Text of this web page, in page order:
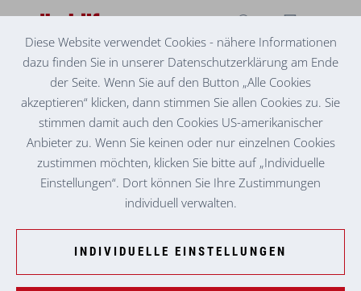
SENIORENZENTRUM
GRAZ-EGGENBERG
Diese Website verwendet Cookies - nähere Informationen
dazu finden Sie in unserer Datenschutzerklärung am Ende
der Seite. Wenn Sie auf den Button „Alle Cookies
akzeptieren“ klicken, dann stimmen Sie allen Cookies zu. Sie
stimmen damit auch den Cookies US-amerikanischer
Anbieter zu. Wenn Sie keinen oder nur einzelnen Cookies
zustimmen möchten, klicken Sie bitte auf „Individuelle
Einstellungen“. Dort können Sie Ihre Zustimmungen
individuell verwalten.
INDIVIDUELLE EINSTELLUNGEN